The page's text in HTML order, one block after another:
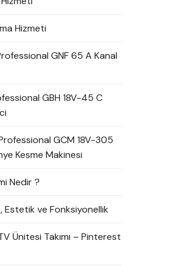
Hizmeti
GNF 65 A Kanal
GBH 18V-45 C
GCM 18V-305
Kesme Makinesi
Nedir ?
Estetik ve Fonksiyonellik
Ünitesi Takımı – Pinterest